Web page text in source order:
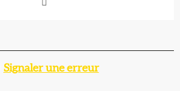
Signaler une erreur